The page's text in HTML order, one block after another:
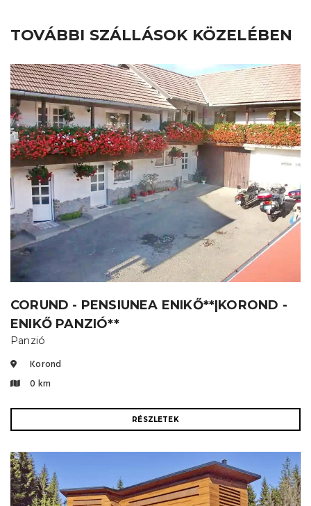
TOVÁBBI SZÁLLÁSOK KÖZELÉBEN
CORUND - PENSIUNEA ENIKŐ**|KOROND -
ENIKŐ PANZIÓ**
Panzió
Korond
0 km
RÉSZLETEK